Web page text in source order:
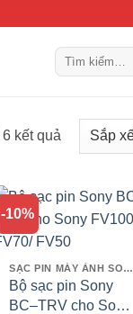
Tìm
kiếm:
kết quảĐã
sắp
theo
giá:
cao
đến
thấp
-10%
SẠC PIN MÁY ẢNH SONY
Bộ sạc pin Sony
BC–TRV cho Sony